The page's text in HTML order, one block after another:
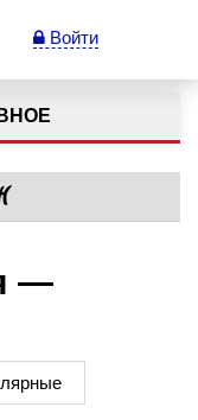
Войти
—